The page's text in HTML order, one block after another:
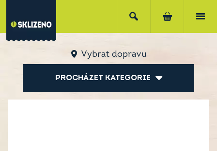
Vybrat dopravu
PROCHÁZET KATEGORIE